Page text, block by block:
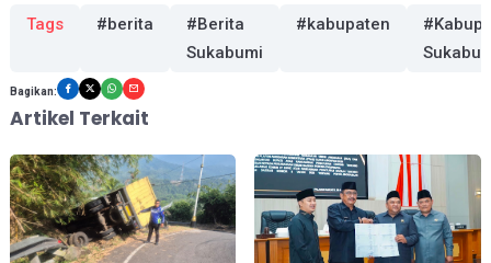
Tags #berita
#Berita
Sukabumi
#kabupaten
Bagikan:
Artikel Terkait